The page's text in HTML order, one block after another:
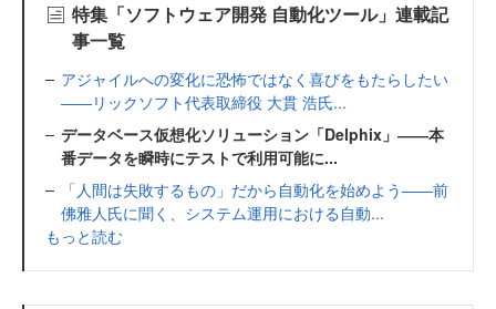
特集「ソフトウェア開発 自動化ツール」連載記
事一覧
アジャイルへの変化に恐怖ではなく喜びをもたらしたい
――リックソフト代表取締役 大貫 浩氏...
データベース仮想化ソリューション「Delphix」――本
番データを瞬時にテストで利用可能に...
「人間は失敗するもの」だから自動化を始めよう――前
佛雅人氏に聞く、システム運用における自動...
もっと読む